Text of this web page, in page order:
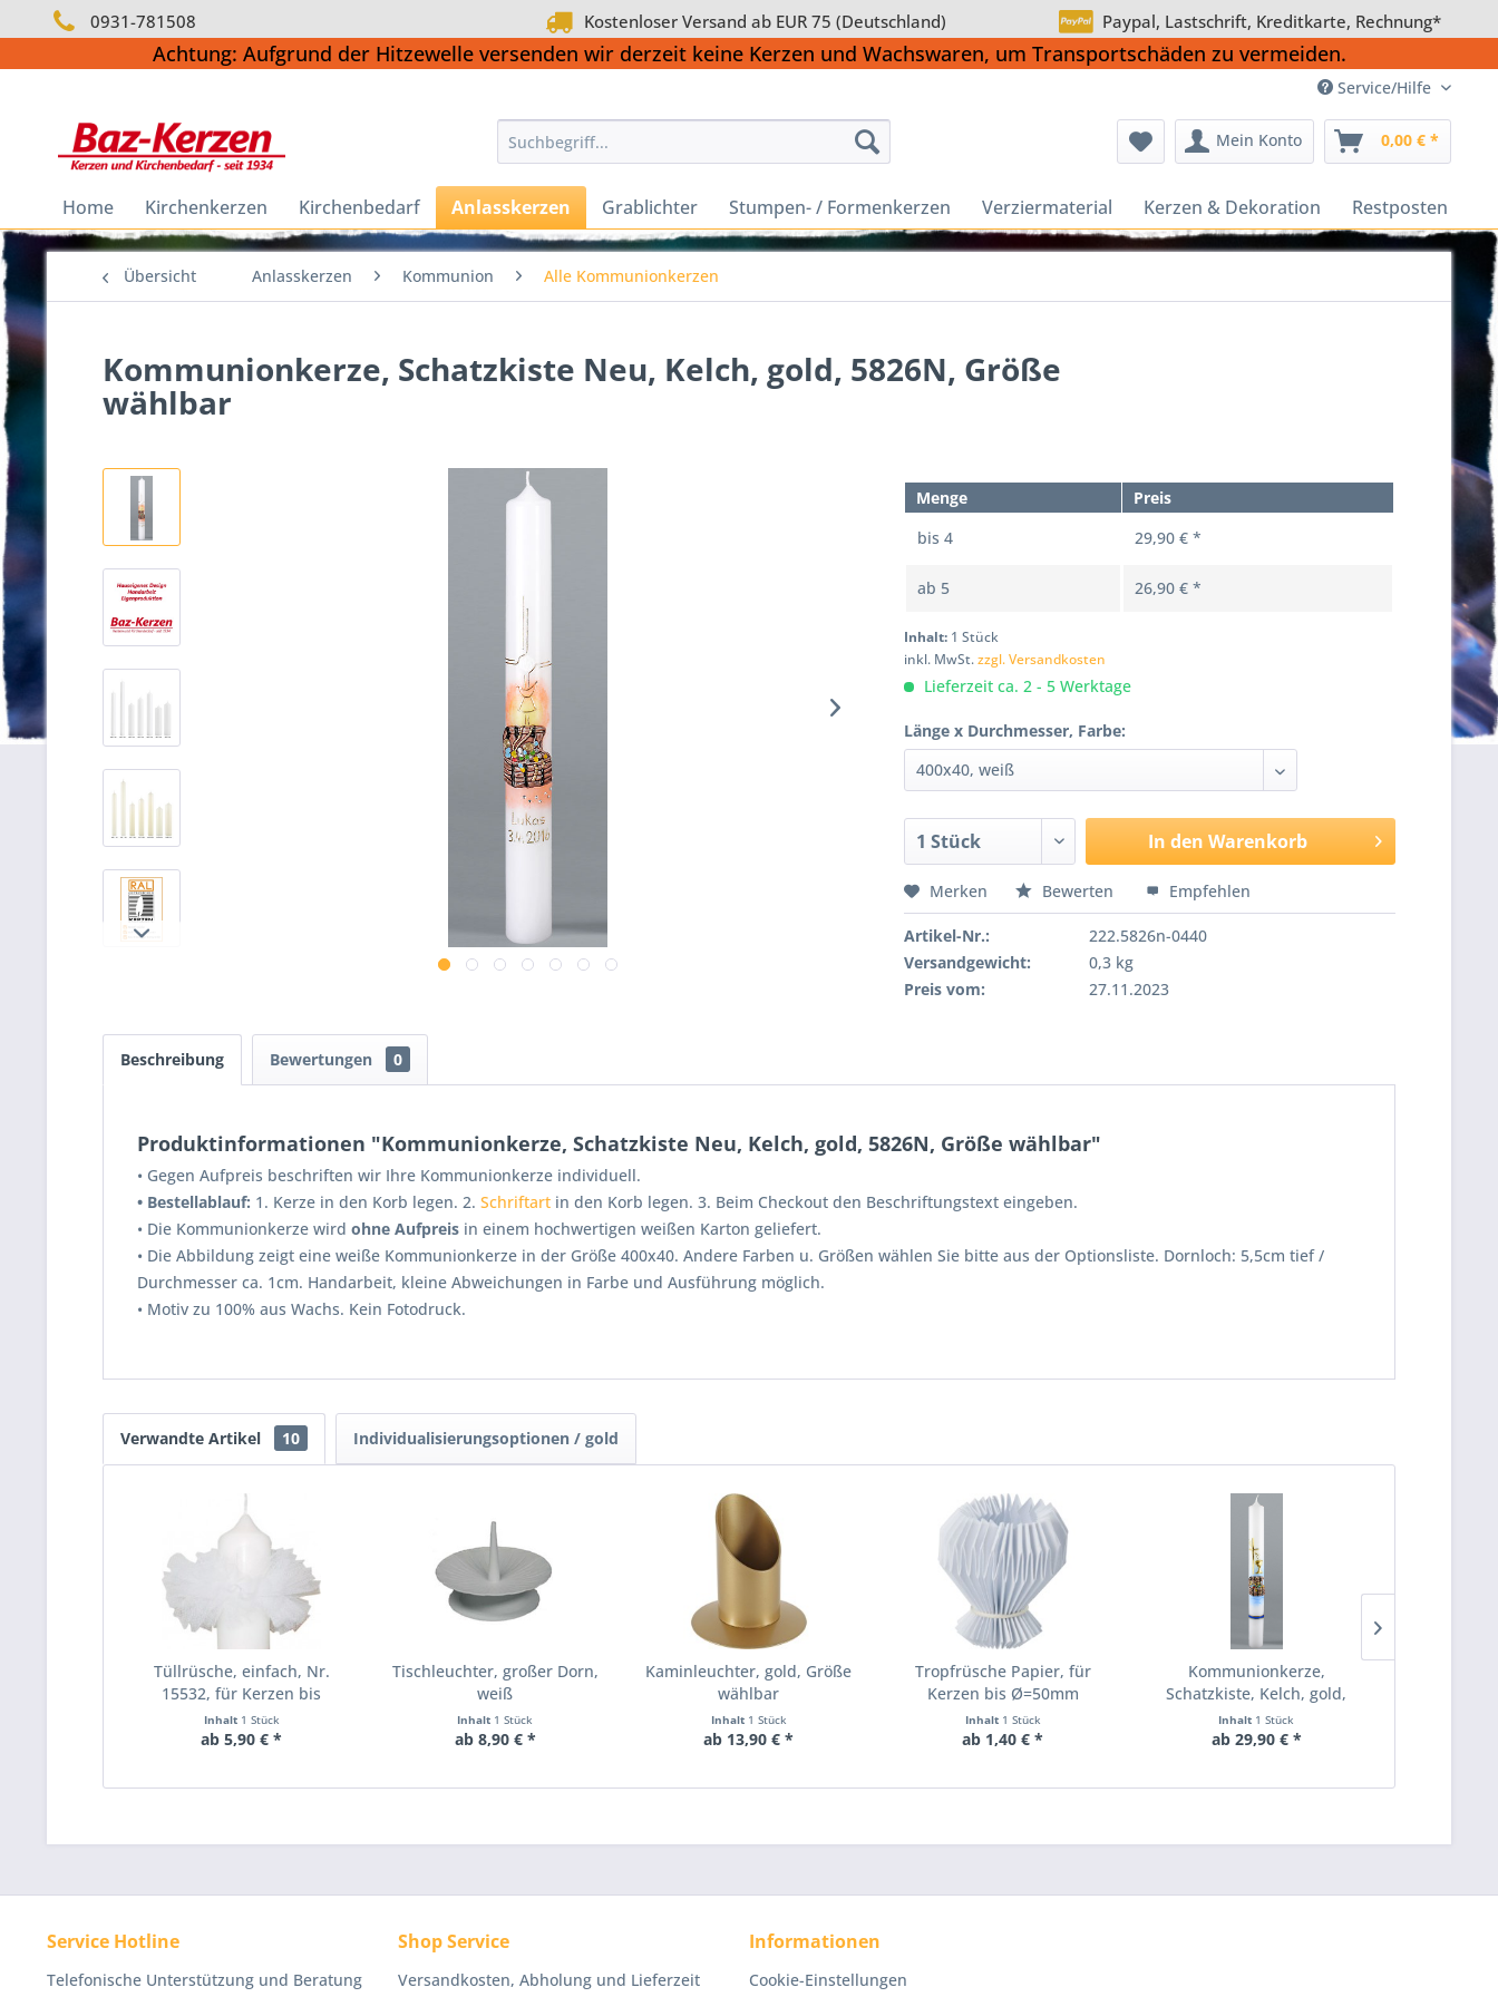
0931-781508 Kostenloser Versand ab EUR 75 (Deutschland) Paypal, Lastschrift, Kreditkarte, Rechnung*
Achtung: Aufgrund der Hitzewelle versenden wir derzeit keine Kerzen und Wachswaren, um Transportschäden zu vermeiden.
Service/Hilfe
Mein Konto 0,00 € *
Home Kirchenkerzen Kirchenbedarf Anlasskerzen Grablichter Stumpen- / Formenkerzen Verziermaterial Kerzen & Dekoration Restposten
Übersicht Anlasskerzen Kommunion Alle Kommunionkerzen
Kommunionkerze, Schatzkiste Neu, Kelch, gold, 5826N, Größe
wählbar
Menge
Preis
bis4 29,90 € *
ab 5 26,90 € *
Inhalt: 1 Stück
inkl. MwSt.zzgl. Versandkosten
Lieferzeit ca. 2 - 5 Werktage
Länge x Durchmesser, Farbe:
In den Warenkorb
Merken Bewerten Empfehlen
Artikel-Nr.:
222.5826n-0440
Versandgewicht:
0,3 kg
Preis vom:
27.11.2023
Beschreibung Bewertungen 0
Produktinformationen "Kommunionkerze, Schatzkiste Neu, Kelch, gold, 5826N, Größe wählbar"
• Gegen Aufpreis beschriften wir Ihre Kommunionkerze individuell.
• Bestellablauf: 1. Kerze in den Korb legen. 2. Schriftart in den Korb legen. 3. Beim Checkout den Beschriftungstext eingeben.
• Die Kommunionkerze wird ohne Aufpreis in einem hochwertigen weißen Karton geliefert.
• Die Abbildung zeigt eine weiße Kommunionkerze in der Größe 400x40. Andere Farben u. Größen wählen Sie bitte aus der Optionsliste. Dornloch: 5,5cm tief /
Durchmesser ca. 1cm. Handarbeit, kleine Abweichungen in Farbe und Ausführung möglich.
• Motiv zu 100% aus Wachs. Kein Fotodruck.
Verwandte Artikel 10 Individualisierungsoptionen / gold
Tüllrüsche, einfach, Nr.
15532, für Kerzen bis
Ø=70mm
Inhalt 1 Stück
ab 5,90 € *
Tischleuchter, großer Dorn,
weiß
Inhalt 1 Stück
ab 8,90 € *
Kaminleuchter, gold, Größe
wählbar
Inhalt 1 Stück
ab 13,90 € *
Tropfrüsche Papier, für
Kerzen bis Ø=50mm
Inhalt 1 Stück
ab 1,40 € *
Kommunionkerze,
Schatzkiste, Kelch, gold,
5826, Größe wählbar
Inhalt 1 Stück
ab 29,90 € *
Service Hotline
Telefonische Unterstützung und Beratung
Shop Service
Versandkosten, Abholung und Lieferzeit
Informationen
Cookie-Einstellungen